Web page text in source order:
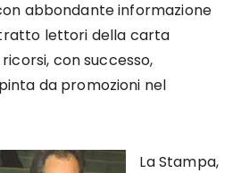
abbondante informazione
lettori della carta
con successo,
da promozioni nel
La Stampa,